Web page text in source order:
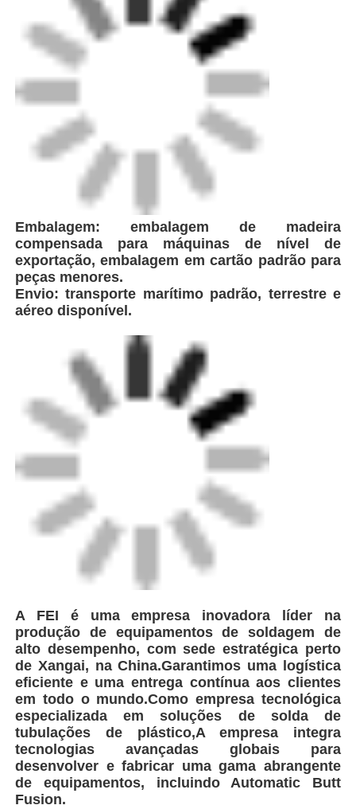
Embalagem: embalagem de madeira
compensada para máquinas de nível de
exportação, embalagem em cartão padrão para
peças menores.
Envio: transporte marítimo padrão, terrestre e
aéreo disponível.
A FEI é uma empresa inovadora líder na
produção de equipamentos de soldagem de
alto desempenho, com sede estratégica perto
de Xangai, na China.Garantimos uma logística
eficiente e uma entrega contínua aos clientes
em todo o mundo.Como empresa tecnológica
especializada em soluções de solda de
tubulações de plástico,A empresa integra
tecnologias avançadas globais para
desenvolver e fabricar uma gama abrangente
de equipamentos, incluindo Automatic Butt
Fusion.